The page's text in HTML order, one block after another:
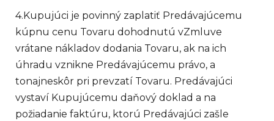
4.Kupujúci je povinný zaplatiť Predávajúcemu
kúpnu cenu Tovaru dohodnutú vZmluve
vrátane nákladov dodania Tovaru, ak na ich
úhradu vznikne Predávajúcemu právo, a
tonajneskôr pri prevzatí Tovaru. Predávajúci
vystaví Kupujúcemu daňový doklad a na
požiadanie faktúru, ktorú Predávajúci zašle